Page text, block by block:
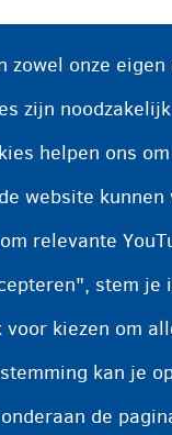
medicatie
per regio die
zowel onze
zijn
helpen ons
website
relevante
stem je
kiezen om
kan je
de